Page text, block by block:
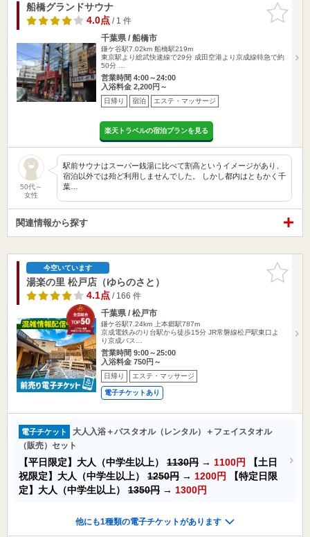
お気に入
りに追加
船橋グランドサウナ
4.0点/ 1 件
千葉県 / 船橋市
鎌ケ谷駅7.02km 船橋駅219m
東京駅より総武快速線で29分 成田空港より京成線特急で約
50分 …
営業時間 4:00～24:00
入浴料金 2,200円～
日帰り 宿泊 エステ・マッサージ
楽天トラベルの宿泊プランを見る
50代～
女性
駅前サウナはスーパー銭湯に比べて割高というイメージがあり、
宿泊以外では殆ど利用しませんでした。 しかし都内はともかく千
葉…
関連情報から探す
お気に入
りに追加
今空いています
湯楽の里 松戸店（ゆらのさと）
4.1点/ 166 件
千葉県 / 松戸市
鎌ケ谷駅7.24km
上本郷駅787m
京成電鉄みのり台駅から徒歩15分 JR常磐線松戸駅東口よ
り京成バス…
営業時間 9:00～25:00
入浴料金 750円～
日帰り エステ・マッサージ
電子チケットあり
電子チケット
大人入浴＋バスタオル（レンタル）＋フェイスタオル
（販売）セット
【平日限定】大人（中学生以上） 1130円 → 1100円
【土日
祝限定】大人（中学生以上） 1250円 → 1200円
【特定日限
定】大人（中学生以上） 1350円 → 1300円
他にも1種類の電子チケットがあります